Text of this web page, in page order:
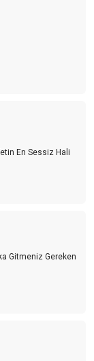
En Sessiz Hali
Gitmeniz Gereken